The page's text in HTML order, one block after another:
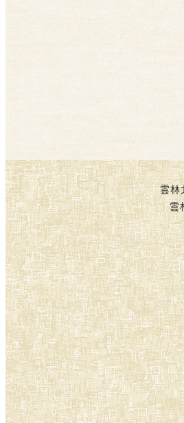
雲林
雲